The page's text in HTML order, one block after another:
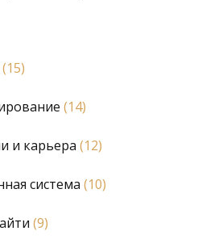
(15)
(14)
и карьера (12)
система (10)
(9)